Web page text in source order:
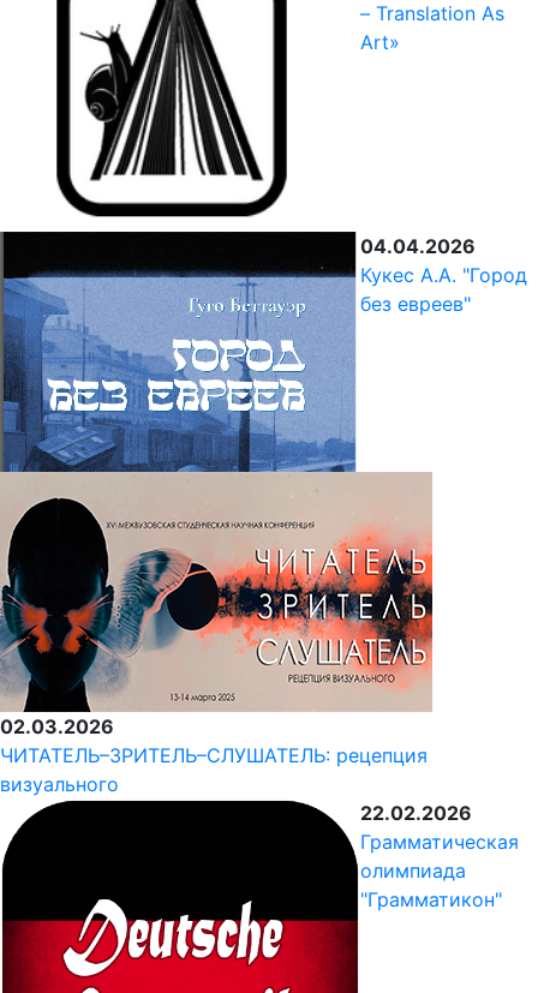
– Translation Аs
Аrt»
04.04.2026
Кукес А.А. "Город
без евреев"
02.03.2026
ЧИТАТЕЛЬ–ЗРИТЕЛЬ–СЛУШАТЕЛЬ: рецепция
визуального
22.02.2026
Грамматическая
олимпиада
"Грамматикон"